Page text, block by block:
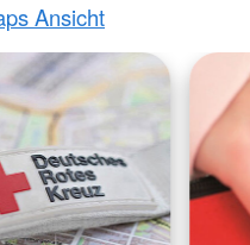
Ansicht